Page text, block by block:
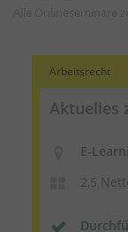
Arbeitsrecht
Aktuelles
E-
2,5